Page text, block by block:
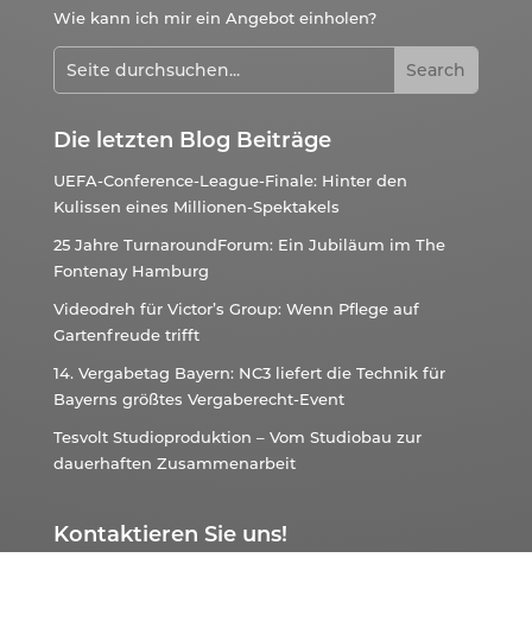
Wie kann ich mir ein Angebot einholen?
Die letzten Blog Beiträge
UEFA-Conference-League-Finale: Hinter den
Kulissen eines Millionen-Spektakels
25 Jahre TurnaroundForum: Ein Jubiläum im The
Fontenay Hamburg
Videodreh für Victor’s Group: Wenn Pflege auf
Gartenfreude trifft
14. Vergabetag Bayern: NC3 liefert die Technik für
Bayerns größtes Vergaberecht-Event
Tesvolt Studioproduktion – Vom Studiobau zur
dauerhaften Zusammenarbeit
Kontaktieren Sie uns!